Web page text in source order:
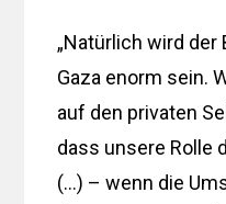
„Natürlich wird der
Gaza enorm sein.
auf den privaten
dass unsere Rolle
(…) – wenn die